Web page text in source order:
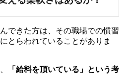
できた方は、その職場での慣習
とらわれていることがありま
「給料を頂いている」という考